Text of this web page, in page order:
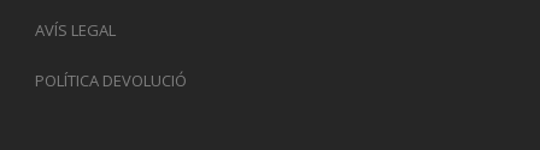
AVÍS LEGAL
POLÍTICA DEVOLUCIÓ